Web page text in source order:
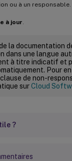
ou à un responsable.
à jour
la documentation
dans une langue
à titre indicatif et
Pour en
de non-
surCloud
?